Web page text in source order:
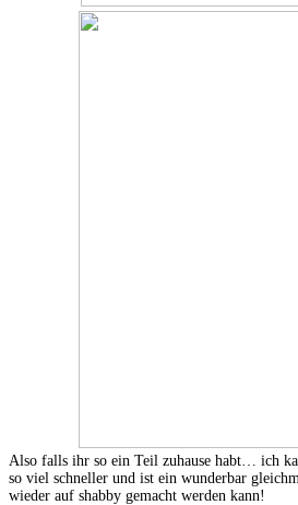
Also falls ihr so ein Teil zuhause habt… ich
so viel schneller und ist ein wunderbar
wieder auf shabby gemacht werden kann!